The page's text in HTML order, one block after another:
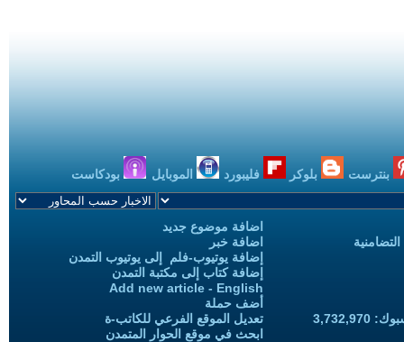
بنترست بلوكر فليبورد الموبايل بودكاست
اضافة موضوع جديد
اضافة خبر
إضافة يوتيوب-فلم إلى يوتيوب التمدن
إضافة كتاب إلى مكتبة التمدن
Add new article - English
أضف حملة
تعديل الموقع الفرعي للكاتب-ة
ابحث في موقع الحوار المتمدن